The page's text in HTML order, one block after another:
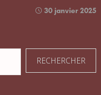
30 janvier 2025
RECHERCHER